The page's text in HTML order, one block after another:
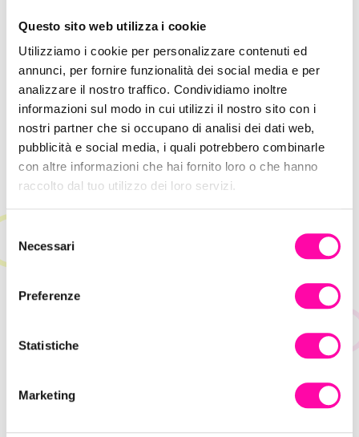
Questo sito web utilizza i cookie
Utilizziamo i cookie per personalizzare contenuti ed
annunci, per fornire funzionalità dei social media e per
analizzare il nostro traffico. Condividiamo inoltre
informazioni sul modo in cui utilizzi il nostro sito con i
nostri partner che si occupano di analisi dei dati web,
pubblicità e social media, i quali potrebbero combinarle
con altre informazioni che hai fornito loro o che hanno
raccolto dal tuo utilizzo dei loro servizi.
l
Necessari
Preferenze
Statistiche
Marketing
la loro cantautrice preferita. Trasmettere la
delicatezza e la forza di Laura Pausini, tenendo
sempre conto della web usability e della user
dell’importanza dell’interazione con la
community.